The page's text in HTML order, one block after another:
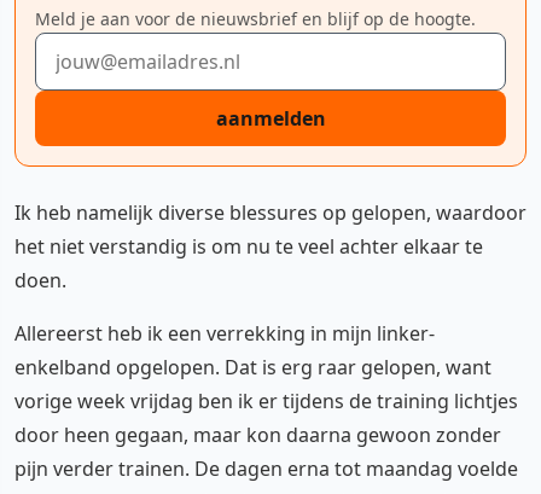
Meld je aan voor de nieuwsbrief en blijf op de hoogte.
E-mailadres
aanmelden
Ik heb namelijk diverse blessures op gelopen, waardoor
het niet verstandig is om nu te veel achter elkaar te
doen.
Allereerst heb ik een verrekking in mijn linker-
enkelband opgelopen. Dat is erg raar gelopen, want
vorige week vrijdag ben ik er tijdens de training lichtjes
door heen gegaan, maar kon daarna gewoon zonder
pijn verder trainen. De dagen erna tot maandag voelde